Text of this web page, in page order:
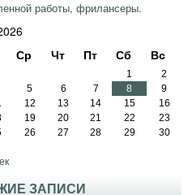
Ср Чт Пт Сб Вс
1
2
5 6 7 8
9
12 13 14 15
16
19 20 21 22
23
26 27 28 29
30
ЗАПИСИ